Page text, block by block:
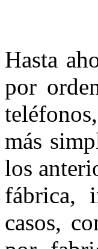
Hasta
por
más
los
fábrica,
casos,